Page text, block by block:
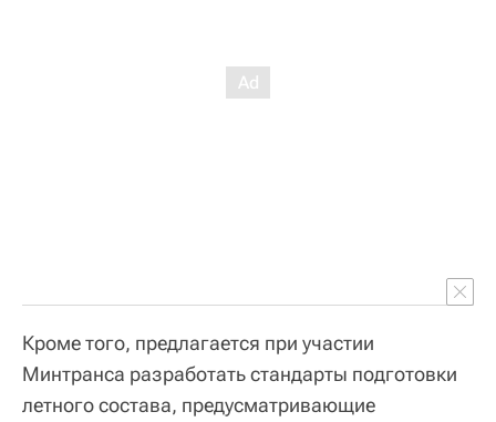
Кроме того, предлагается при участии
Минтранса разработать стандарты подготовки
летного состава, предусматривающие